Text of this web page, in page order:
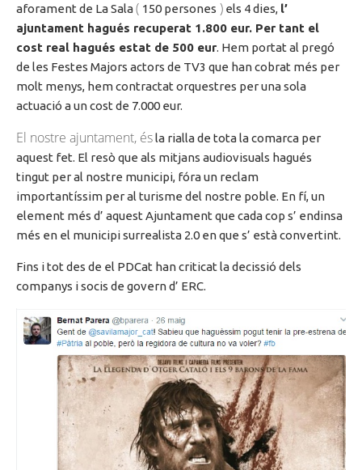
aforament de La Sala( 150 persones ) els 4 dies, l’
ajuntament hagués recuperat 1.800 eur. Per tant el
cost real hagués estat de 500 eur. Hem portat al pregó
de les Festes Majors actors de TV3 que han cobrat més per
molt menys, hem contractat orquestres per una sola
actuació a un cost de 7.000 eur.
El nostre ajuntament, ésla rialla de tota la comarca per
aquest fet. El resò que als mitjans audiovisuals hagués
tingut per al nostre municipi, fóra un reclam
importantíssim per al turisme del nostre poble. En fí, un
element més d’ aquest Ajuntament que cada cop s’ endinsa
més en el municipi surrealista 2.0 en que s’ estàconvertint.
Fins i tot des de el PDCat han criticat la decissió dels
companys i socis de govern d’ ERC.